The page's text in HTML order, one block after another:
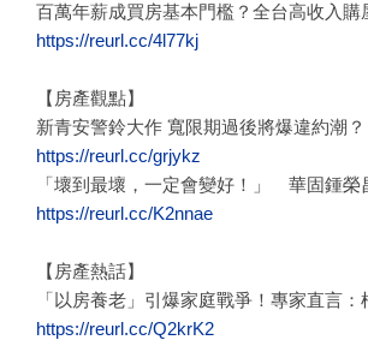
百萬年薪成買房基本門檻？全台高收入購
https://reurl.cc/4l77kj
【房產觀點】
新青安警鈴大作 寬限期過後將爆違約潮？
https://reurl.cc/grjykz
「壞到最壞，一定會變好！」 華固鍾榮
https://reurl.cc/K2nnae
【房產熱話】
「以房養老」引爆家庭戰爭！專家直言
https://reurl.cc/Q2krK2